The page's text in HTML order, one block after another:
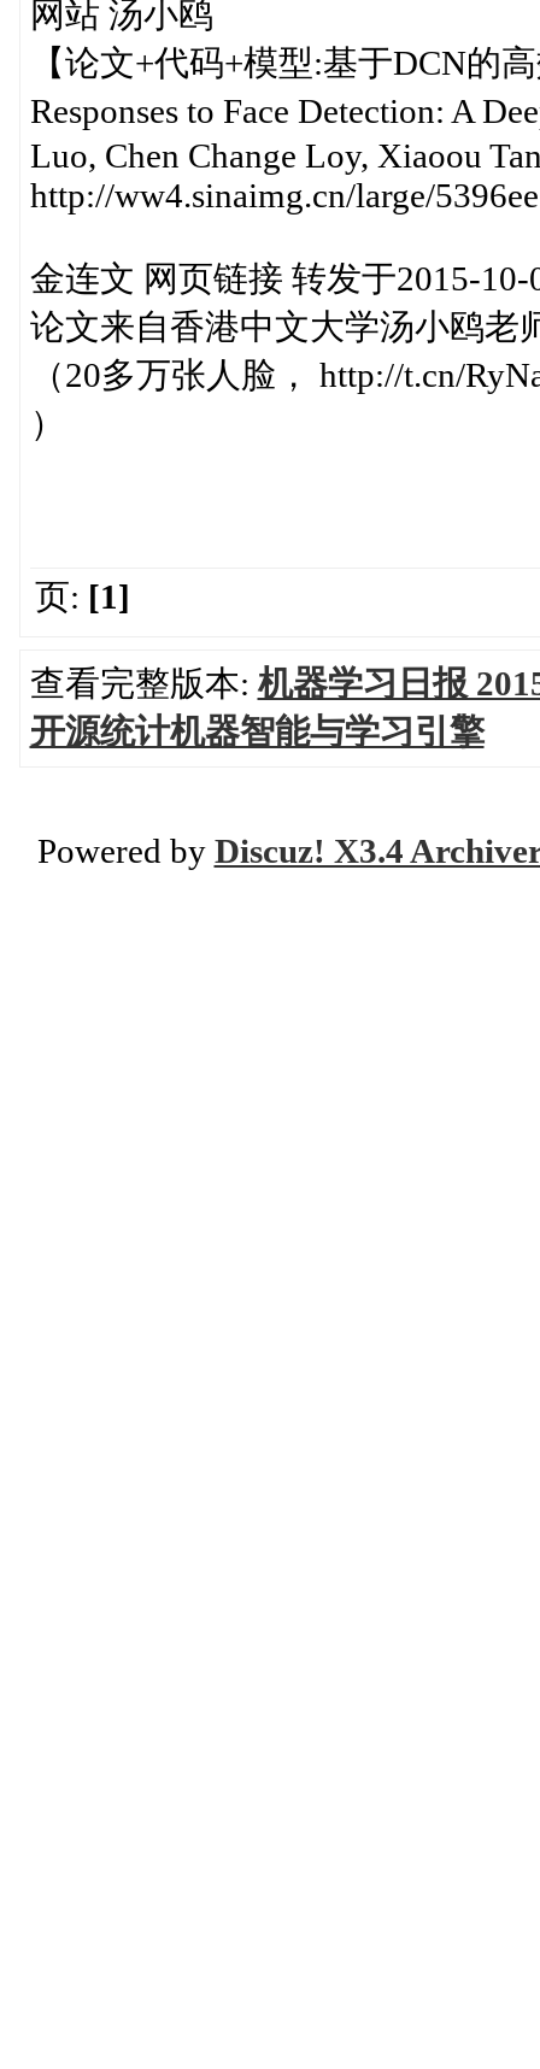
网站 汤小鸥
【论文+代码+模型:基于DCN的
Responses to Face Detection: A
Luo, Chen Change Loy, Xiaoou
http://ww4.sinaimg.cn/large/
金连文 网页链接 转发于2015-10-
论文来自香港中文大学汤小鸥老
（20多万张人脸， http://t.cn/
）
页: [1]
查看完整版本: 机器学习日报
开源统计机器智能与学习引擎
Powered by Discuz! X3.4